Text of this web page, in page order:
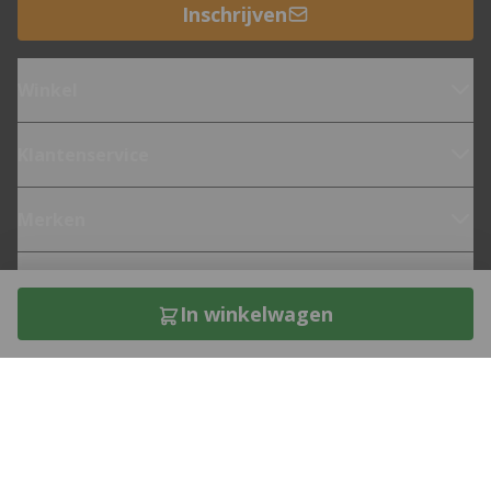
In winkelwagen
Inschrijven
Fietsen